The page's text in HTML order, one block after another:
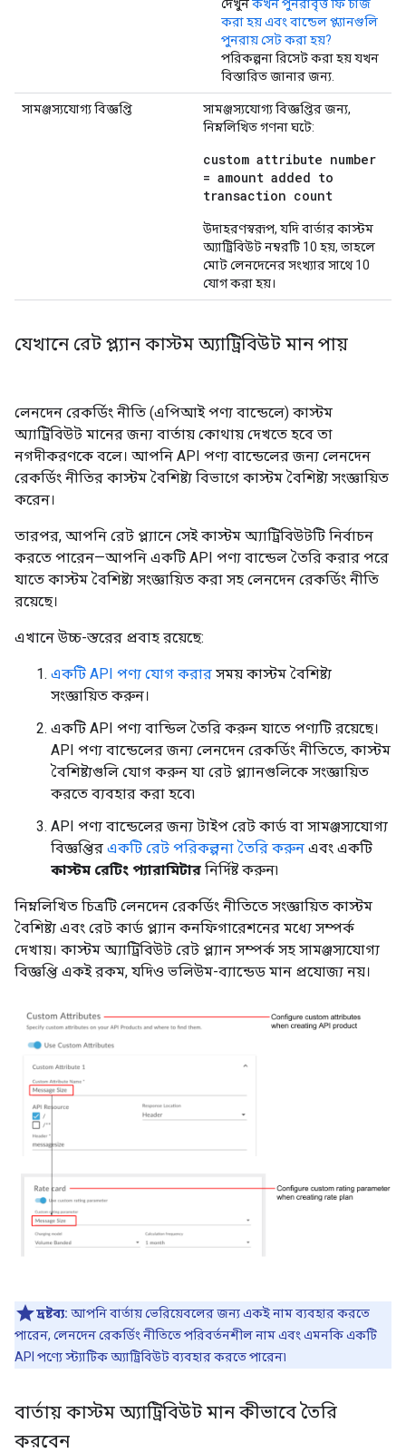
দেখুনকখন পুনরাবৃত্ত ফি চার্জ
করা হয় এবং বান্ডেল প্ল্যানগুলি
পুনরায় সেট করা হয়?
পরিকল্পনা রিসেট করা হয় যখন
বিস্তারিত জানার জন্য.
সামঞ্জস্যযোগ্য বিজ্ঞপ্তি
সামঞ্জস্যযোগ্য বিজ্ঞপ্তির জন্য,
নিম্নলিখিত গণনা ঘটে:
custom attribute number
= amount added to
transaction count
উদাহরণস্বরূপ, যদি বার্তার কাস্টম
অ্যাট্রিবিউট নম্বরটি 10 ​​হয়, তাহলে
মোট লেনদেনের সংখ্যার সাথে 10
যোগ করা হয়।
যেখানে রেট প্ল্যান কাস্টম অ্যাট্রিবিউট মান পায়
লেনদেন রেকর্ডিং নীতি (এপিআই পণ্য বান্ডেলে) কাস্টম
অ্যাট্রিবিউট মানের জন্য বার্তায় কোথায় দেখতে হবে তা
নগদীকরণকে বলে। আপনি API পণ্য বান্ডেলের জন্য লেনদেন
রেকর্ডিং নীতির কাস্টম বৈশিষ্ট্য বিভাগে কাস্টম বৈশিষ্ট্য সংজ্ঞায়িত
করেন।
তারপর, আপনি রেট প্ল্যানে সেই কাস্টম অ্যাট্রিবিউটটি নির্বাচন
করতে পারেন—আপনি একটি API পণ্য বান্ডেল তৈরি করার পরে
যাতে কাস্টম বৈশিষ্ট্য সংজ্ঞায়িত করা সহ লেনদেন রেকর্ডিং নীতি
রয়েছে।
এখানে উচ্চ-স্তরের প্রবাহ রয়েছে:
একটি API পণ্য যোগ করার সময় কাস্টম বৈশিষ্ট্য
সংজ্ঞায়িত করুন।
একটি API পণ্য বান্ডিল তৈরি করুন যাতে পণ্যটি রয়েছে।
API পণ্য বান্ডেলের জন্য লেনদেন রেকর্ডিং নীতিতে, কাস্টম
বৈশিষ্ট্যগুলি যোগ করুন যা রেট প্ল্যানগুলিকে সংজ্ঞায়িত
করতে ব্যবহার করা হবে৷
API পণ্য বান্ডেলের জন্য টাইপ রেট কার্ড বা সামঞ্জস্যযোগ্য
বিজ্ঞপ্তির একটি রেট পরিকল্পনা তৈরি করুন এবং একটি
কাস্টম রেটিং প্যারামিটার নির্দিষ্ট করুন৷
নিম্নলিখিত চিত্রটি লেনদেন রেকর্ডিং নীতিতে সংজ্ঞায়িত কাস্টম
বৈশিষ্ট্য এবং রেট কার্ড প্ল্যান কনফিগারেশনের মধ্যে সম্পর্ক
দেখায়। কাস্টম অ্যাট্রিবিউট রেট প্ল্যান সম্পর্ক সহ সামঞ্জস্যযোগ্য
বিজ্ঞপ্তি একই রকম, যদিও ভলিউম-ব্যান্ডেড মান প্রযোজ্য নয়।
দ্রষ্টব্য: আপনি বার্তায় ভেরিয়েবলের জন্য একই নাম ব্যবহার করতে
পারেন, লেনদেন রেকর্ডিং নীতিতে পরিবর্তনশীল নাম এবং এমনকি একটি
API পণ্যে স্ট্যাটিক অ্যাট্রিবিউট ব্যবহার করতে পারেন৷
বার্তায় কাস্টম অ্যাট্রিবিউট মান কীভাবে তৈরি
করবেন